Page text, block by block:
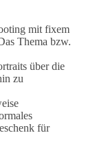
mit fixem
Thema bzw.
über die
zu
für